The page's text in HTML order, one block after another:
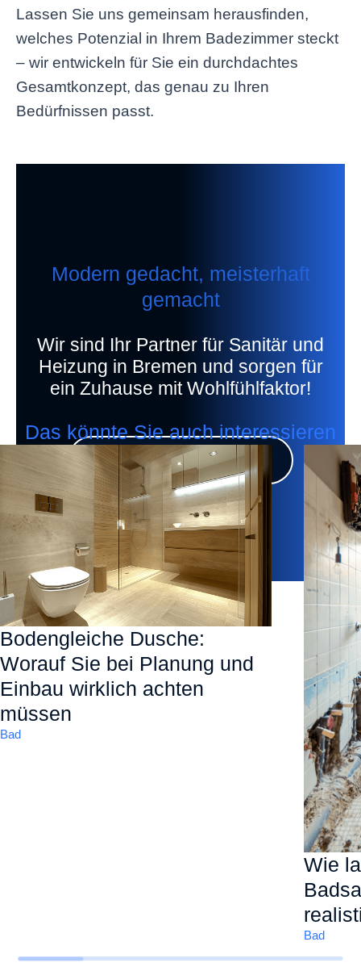
Lassen Sie uns gemeinsam herausfinden,
welches Potenzial in Ihrem Badezimmer steckt
– wir entwickeln für Sie ein durchdachtes
Gesamtkonzept, das genau zu Ihren
Bedürfnissen passt.
Modern gedacht, meisterhaft
gemacht
Wir sind Ihr Partner für Sanitär und
Heizung in Bremen und sorgen für
ein Zuhause mit Wohlfühlfaktor!
Jetzt persönliches
Beratungsgespräch vereinbaren
Das könnte Sie auch interessieren
Bodengleiche Dusche:
Worauf Sie bei Planung und
Einbau wirklich achten
müssen
Bad
Wie
Bad